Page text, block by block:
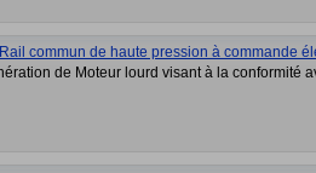
commun de haute pression à commande
de Moteur lourd visant à la conformité